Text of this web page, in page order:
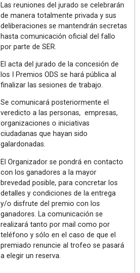
Las reuniones del jurado se celebrarán
de manera totalmente privada y sus
deliberaciones se mantendrán secretas
hasta comunicación oficial del fallo
por parte de SER.
El acta del jurado de la concesión de
los I Premios ODS se hará pública al
finalizar las sesiones de trabajo.
Se comunicará posteriormente el
veredicto a las personas, empresas,
organizaciones o iniciativas
ciudadanas que hayan sido
galardonadas.
El Organizador se pondrá en contacto
con los ganadores a la mayor
brevedad posible, para concretar los
detalles y condiciones de la entrega
y/o disfrute del premio con los
ganadores. La comunicación se
realizará tanto por mail como por
teléfono y sólo en el caso de que el
premiado renuncie al trofeo se pasará
a elegir un reserva.